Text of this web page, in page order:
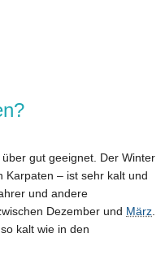
gut geeignet. Der Winter
Karpaten – ist sehr kalt und
und andere
Dezember und März
kalt wie in den